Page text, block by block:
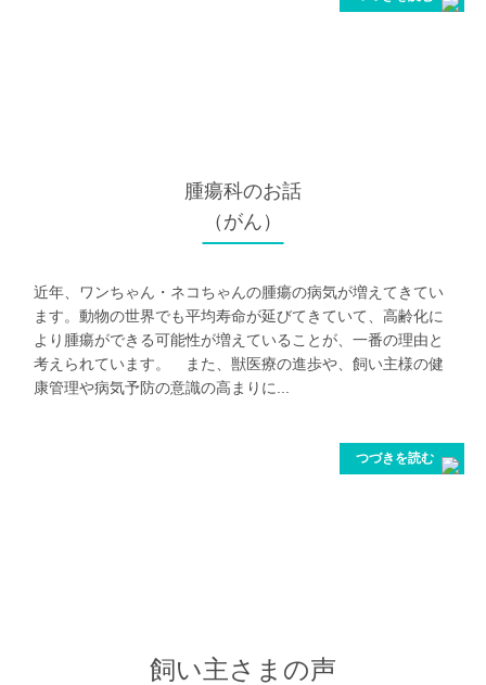
腫瘍科のお話
（がん）
近年、ワンちゃん・ネコちゃんの腫瘍の病気が増えてきてい
ます。動物の世界でも平均寿命が延びてきていて、高齢化に
より腫瘍ができる可能性が増えていることが、一番の理由と
考えられています。 また、獣医療の進歩や、飼い主様の健
康管理や病気予防の意識の高まりに...
つづきを読む
飼い主さまの声